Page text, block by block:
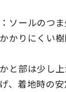
ソールのつ
かりにくい
部は少し上
、着地時の安